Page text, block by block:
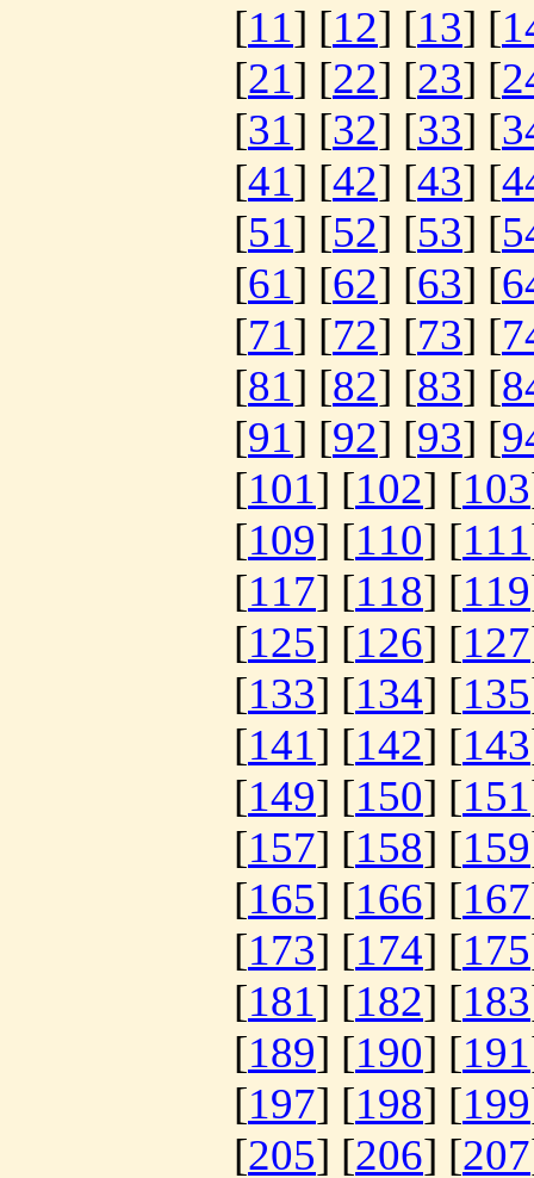
[11] [12] [13] [
[21] [22] [23] [
[31] [32] [33] [
[41] [42] [43] [
[51] [52] [53] [
[61] [62] [63] [
[71] [72] [73] [
[81] [82] [83] [
[91] [92] [93] [
[101] [102] [103
[109] [110] [111
[117] [118] [119
[125] [126] [127
[133] [134] [135
[141] [142] [143
[149] [150] [151
[157] [158] [159
[165] [166] [167
[173] [174] [175
[181] [182] [183
[189] [190] [191
[197] [198] [199
[205] [206] [207